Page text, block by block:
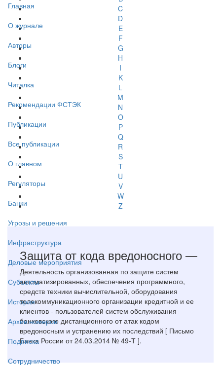
Главная
О журнале
Авторы
Блоги
Читалка
Рекомендации ФСТЭК
Публикации
Все публикации
О главном
Регуляторы
Банки
Угрозы и решения
Инфраструктура
Деловые мероприятия
Субъекты
История
Архив номеров
Подписка
Сотрудничество
C
D
E
F
G
H
I
K
L
M
N
O
P
Q
R
S
T
U
V
W
Z
Защита от кода вредоносного —
Деятельность организованная по защите систем
автоматизированных, обеспечения программного,
средств техники вычислительной, оборудования
телекоммуникационного организации кредитной и ее
клиентов - пользователей систем обслуживания
банковского дистанционного от атак кодом
вредоносным и устранению их последствий [ Письмо
Банка России от 24.03.2014 № 49-Т ].